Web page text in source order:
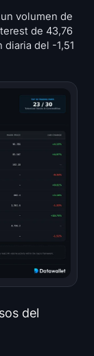
volumen de
de 43,76
del -1,51
del